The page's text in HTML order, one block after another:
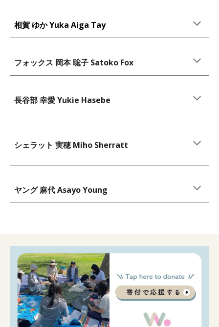
相賀 ゆか Yuka Aiga Tay
フォックス 岡本 聡子 Satoko Fox
長谷部 幸愛 Yukie Hasebe
シェラット 実穂 Miho Sherratt
ヤング 麻代 Asayo Young